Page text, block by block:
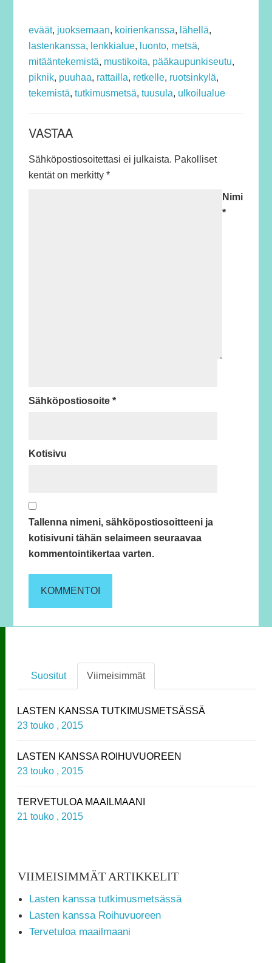
eväät, juoksemaan, koirienkanssa, lähellä,
lastenkanssa, lenkkialue, luonto, metsä,
mitääntekemistä, mustikoita, pääkaupunkiseutu,
piknik, puuhaa, rattailla, retkelle, ruotsinkylä,
tekemistä, tutkimusmetsä, tuusula, ulkoilualue
VASTAA
Sähköpostiosoitettasi ei julkaista. Pakolliset
kentät on merkitty *
Nimi
*
Sähköpostiosoite *
Kotisivu
Tallenna nimeni, sähköpostiosoitteeni ja
kotisivuni tähän selaimeen seuraavaa
kommentointikertaa varten.
Suositut Viimeisimmät
LASTEN KANSSA TUTKIMUSMETSÄSSÄ
23 touko , 2015
LASTEN KANSSA ROIHUVUOREEN
23 touko , 2015
TERVETULOA MAAILMAANI
21 touko , 2015
VIIMEISIMMÄT ARTIKKELIT
Lasten kanssa tutkimusmetsässä
Lasten kanssa Roihuvuoreen
Tervetuloa maailmaani